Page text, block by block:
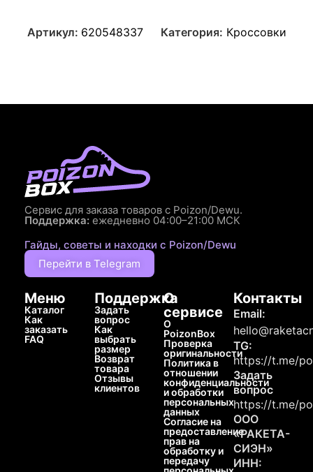
Артикул: 620548337 Категория: Кроссовки
Сервис для заказа товаров с Poizon/Dewu.
Поддержка: ежедневно 04:00–21:00 МСК
Гайды, советы и находки с Poizon/Dewu
Перейти в Telegram
Меню
Каталог
Как
заказать
FAQ
Поддержка
Задать
вопрос
Как
выбрать
размер
Возврат
товара
Отзывы
клиентов
О
сервисе
О
PoizonBox
Проверка
оригинальности
Политика в
отношении
конфиденциальности
и обработки
персональных
данных
Согласие на
предоставление
прав на
обработку и
передачу
Контакты
Email:
TG:
https://t.me/
Задать
вопрос
https://t.me/
ООО
«РАКЕТА-
СИЭН»
ИНН: